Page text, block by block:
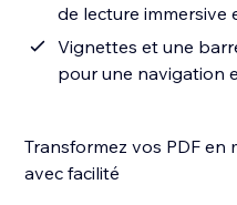
de lecture immersive
Vignettes et une
pour une navigation
Transformez vos PDF en
avec facilité